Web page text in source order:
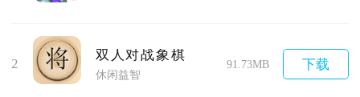
2
双人对战象棋
休闲益智
91.73MB 下载